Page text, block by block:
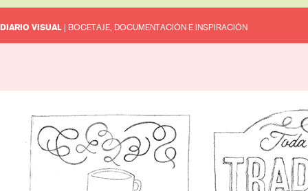
DIARIO VISUAL | BOCETAJE, DOCUMENTACIÓN E INSPIRACIÓN